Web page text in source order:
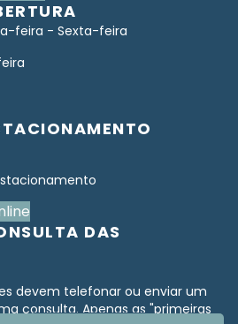
feira - Sexta-feira
DAS
devem telefonar ou enviar um
consulta. Apenas as "primeiras